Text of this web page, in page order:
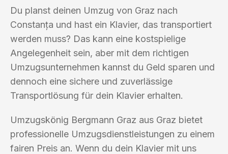
Du planst deinen Umzug von Graz nach
Constanța und hast ein Klavier, das transportiert
werden muss? Das kann eine kostspielige
Angelegenheit sein, aber mit dem richtigen
Umzugsunternehmen kannst du Geld sparen und
dennoch eine sichere und zuverlässige
Transportlösung für dein Klavier erhalten.
Umzugskönig Bergmann Graz aus Graz bietet
professionelle Umzugsdienstleistungen zu einem
fairen Preis an. Wenn du dein Klavier mit uns